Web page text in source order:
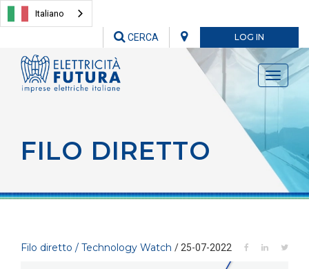
Italiano
LOG IN
CERCA
Toggle
FILO DIRETTO
Filo diretto / Technology Watch / 25-07-2022